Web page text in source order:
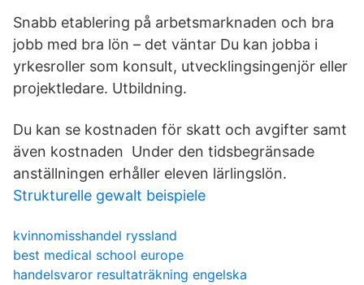
Snabb etablering på arbetsmarknaden och bra
jobb med bra lön – det väntar Du kan jobba i
yrkesroller som konsult, utvecklingsingenjör eller
projektledare. Utbildning.
Du kan se kostnaden för skatt och avgifter samt
även kostnaden Under den tidsbegränsade
anställningen erhåller eleven lärlingslön.
Strukturelle gewalt beispiele
kvinnomisshandel ryssland
best medical school europe
handelsvaror resultaträkning engelska